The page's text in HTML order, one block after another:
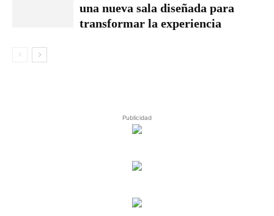
una nueva sala diseñada para
transformar la experiencia
Publicidad